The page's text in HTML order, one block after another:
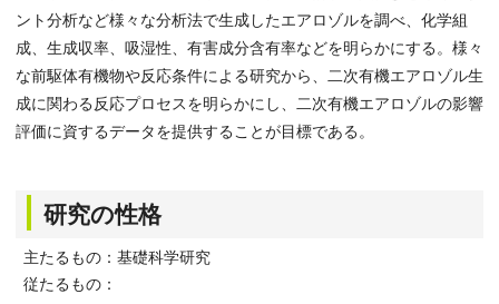
ント分析など様々な分析法で生成したエアロゾルを調べ、化学組
成、生成収率、吸湿性、有害成分含有率などを明らかにする。様々
な前駆体有機物や反応条件による研究から、二次有機エアロゾル生
成に関わる反応プロセスを明らかにし、二次有機エアロゾルの影響
評価に資するデータを提供することが目標である。
研究の性格
主たるもの：基礎科学研究
従たるもの：